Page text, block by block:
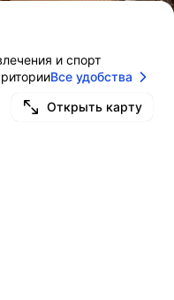
Открыть карту
и спорт
Все удобства